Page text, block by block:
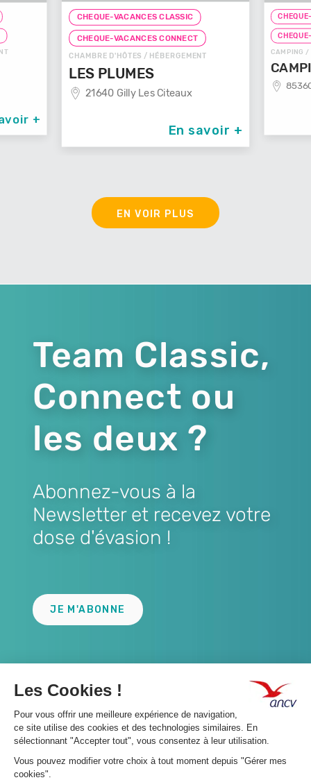
+
CHEQUE-VACANCES CLASSIC
CHEQUE-VACANCES CONNECT
CHAMBRE D'HÔTES / HÉBERGEMENT
LES PLUMES
21640 Gilly Les Citeaux
En savoir +
CAMPING /
EN VOIR PLUS
Team Classic,
Connect ou
les deux ?
Abonnez-vous à la
Newsletter et recevez votre
dose d'évasion !
JE M'ABONNE